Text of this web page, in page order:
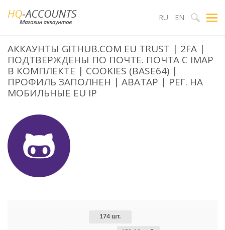
RU EN
АККАУНТЫ GITHUB.COM EU TRUST | 2FA |
ПОДТВЕРЖДЕНЫ ПО ПОЧТЕ. ПОЧТА С IMAP
В КОМПЛЕКТЕ | COOKIES (BASE64) |
ПРОФИЛЬ ЗАПОЛНЕН | АВАТАР | РЕГ. НА
МОБИЛЬНЫЕ EU IP
174 шт.